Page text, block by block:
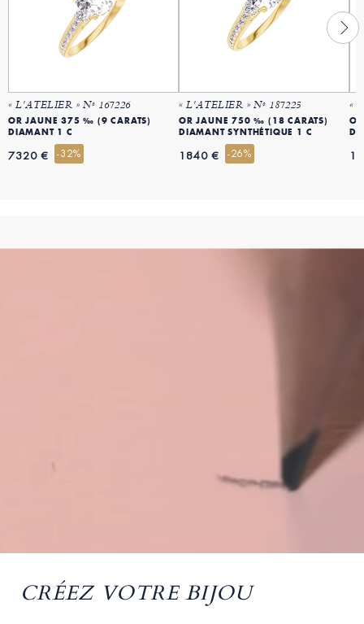
« L'ATELIER » Nº 167226
OR JAUNE 375 ‰ (9 CARATS)
DIAMANT 1 C
7320 € -32%
« L'ATELIER » Nº 187225
OR JAUNE 750 ‰ (18 CARATS)
DIAMANT SYNTHÉTIQUE 1 C
1840 € -26%
«
CRÉEZ VOTRE BIJOU